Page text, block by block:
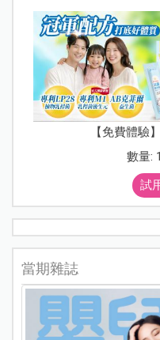
【免費體驗
數量:
試
當期雜誌